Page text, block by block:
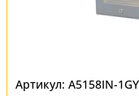
A5158IN-1GY